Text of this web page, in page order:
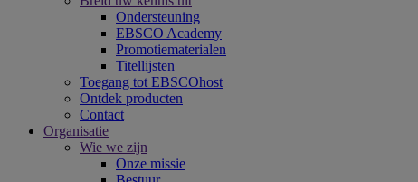
Ondersteuning
EBSCO Academy
Promotiematerialen
Titellijsten
Toegang tot EBSCOhost
Ontdek producten
Contact
Organisatie
Wie we zijn
Onze missie